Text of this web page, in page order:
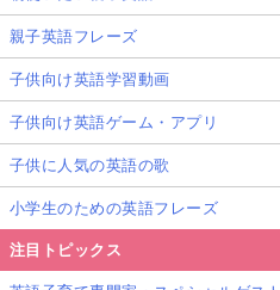
親子英語フレーズ
子供向け英語学習動画
子供向け英語ゲーム・アプリ
子供に人気の英語の歌
小学生のための英語フレーズ
注目トピックス